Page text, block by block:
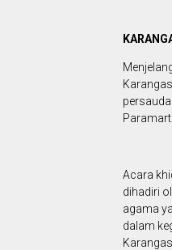
Acara
dihadiri
agama
dalam